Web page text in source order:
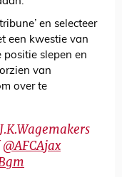
en selecteer
een kwestie van
slepen en
van
over te
⁦@AFCAjax